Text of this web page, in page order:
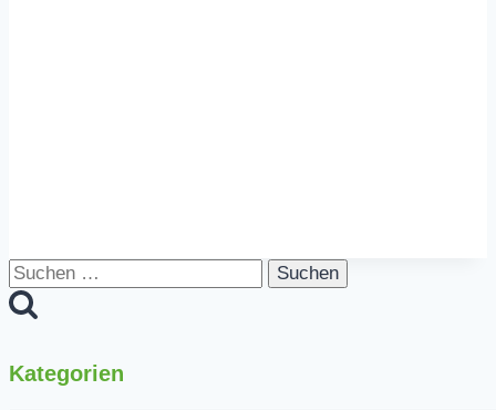
Suchen
nach:
Kategorien